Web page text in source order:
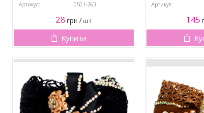
Артикул: 0501-263
28 грн /шт
Купити
Артикул:
145